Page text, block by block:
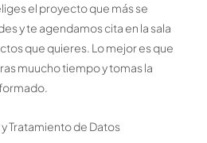
el proyecto que más se
y te agendamos cita en la sala
que quieres. Lo mejor es que
muucho tiempo y tomas la
Tratamiento de Datos